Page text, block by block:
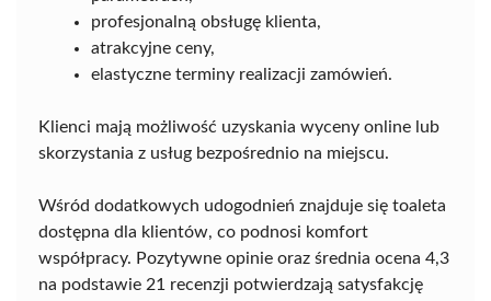
profesjonalną obsługę klienta,
atrakcyjne ceny,
elastyczne terminy realizacji zamówień.
Klienci mają możliwość uzyskania wyceny online lub
skorzystania z usług bezpośrednio na miejscu.
Wśród dodatkowych udogodnień znajduje się toaleta
dostępna dla klientów, co podnosi komfort
współpracy. Pozytywne opinie oraz średnia ocena 4,3
na podstawie 21 recenzji potwierdzają satysfakcję